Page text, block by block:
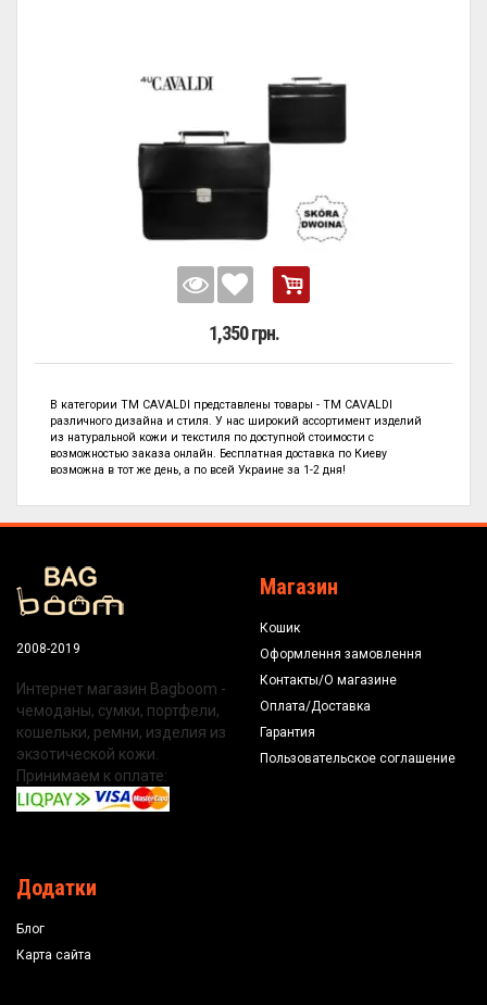
1,350 грн.
В категории ТМ CAVALDI представлены товары - ТМ CAVALDI
различного дизайна и стиля. У нас широкий ассортимент изделий
из натуральной кожи и текстиля по доступной стоимости с
возможностью заказа онлайн. Бесплатная доставка по Киеву
возможна в тот же день, а по всей Украине за 1-2 дня!
2008-2019
Интернет магазин Bagboom -
чемоданы, сумки, портфели,
кошельки, ремни, изделия из
экзотической кожи.
Принимаем к оплате:
Магазин
Кошик
Оформлення замовлення
Контакты/О магазине
Оплата/Доставка
Гарантия
Пользовательское соглашение
Додатки
Блог
Карта сайта